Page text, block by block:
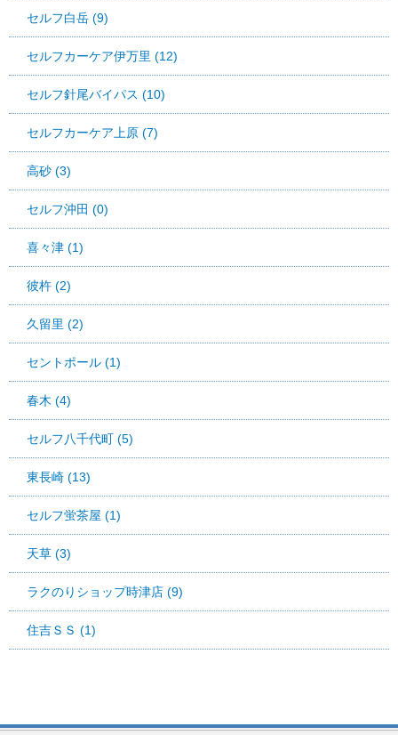
セルフ白岳 (9)
セルフカーケア伊万里 (12)
セルフ針尾バイパス (10)
セルフカーケア上原 (7)
高砂 (3)
セルフ沖田 (0)
喜々津 (1)
彼杵 (2)
久留里 (2)
セントポール (1)
春木 (4)
セルフ八千代町 (5)
東長崎 (13)
セルフ蛍茶屋 (1)
天草 (3)
ラクのりショップ時津店 (9)
住吉ＳＳ (1)